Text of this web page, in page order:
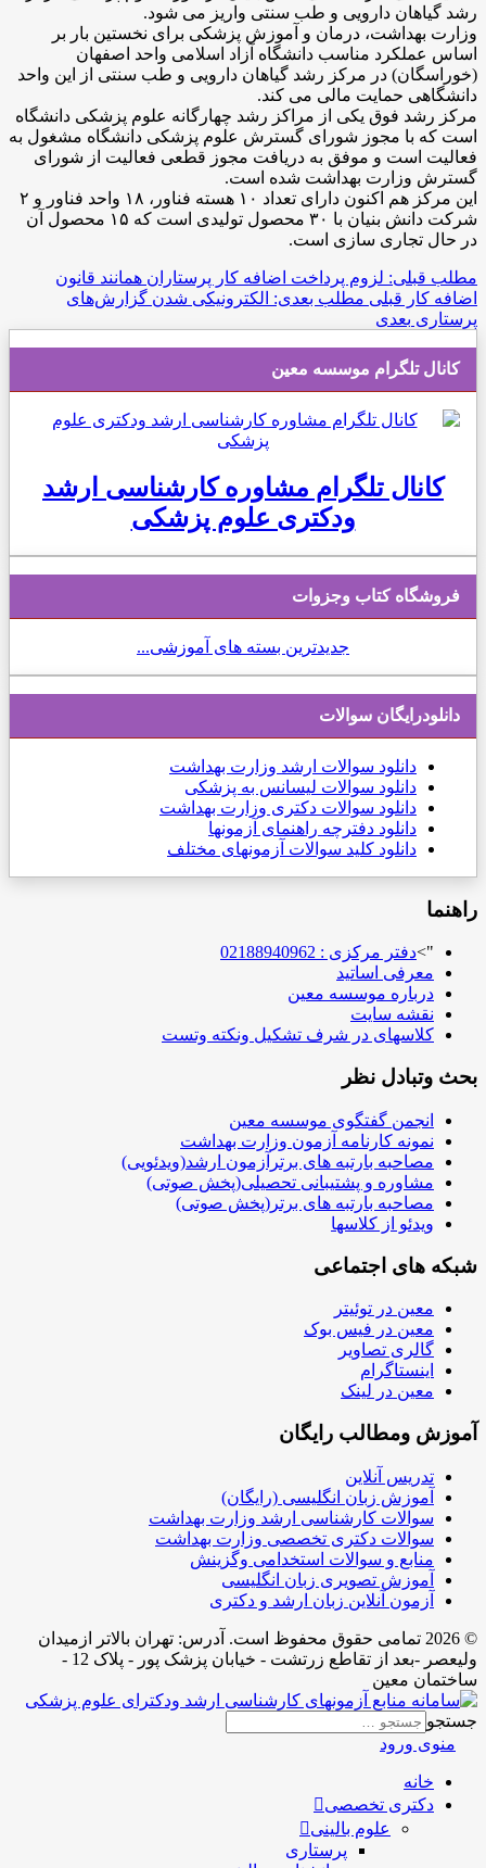
رشد گیاهان دارویی و طب سنتی واریز می شود.
وزارت بهداشت، درمان و آموزش پزشکی برای نخستین بار بر
اساس عملکرد مناسب دانشگاه آزاد اسلامی واحد اصفهان
(خوراسگان) در مرکز رشد گیاهان دارویی و طب سنتی از این واحد
دانشگاهی حمایت مالی می کند.
مرکز رشد فوق یکی از مراکز رشد چهارگانه علوم پزشکی دانشگاه
است که با مجوز شورای گسترش علوم پزشکی دانشگاه مشغول به
فعالیت است و موفق به دریافت مجوز قطعی فعالیت از شورای
گسترش وزارت بهداشت شده است.
این مرکز هم اکنون دارای تعداد ۱۰ هسته فناور، ۱۸ واحد فناور و ۲
شرکت دانش بنیان با ۳۰ محصول تولیدی است که ۱۵ محصول آن
در حال تجاری سازی است.
مطلب قبلی: لزوم پرداخت اضافه کار پرستاران همانند قانون
اضافه کار قبلی مطلب بعدی: الکترونیکی شدن گزارش‌های
پرستاری بعدی
کانال تلگرام موسسه معین
کانال تلگرام مشاوره کارشناسی ارشد
ودکتری علوم پزشکی
فروشگاه کتاب وجزوات
جدیدترین بسته های آموزشی...
دانلودرایگان سوالات
دانلود سوالات ارشد وزارت بهداشت
دانلود سوالات لیسانس به پزشکی
دانلود سوالات دکتری وزارت بهداشت
دانلود دفترچه راهنمای آزمونها
دانلود کلید سوالات آزمونهای مختلف
راهنما
">دفتر مرکزی : 02188940962
معرفی اساتید
درباره موسسه معین
نقشه سایت
کلاسهای در شرف تشکیل ونکته وتست
بحث وتبادل نظر
انجمن گفتگوی موسسه معین
نمونه کارنامه آزمون وزارت بهداشت
مصاحبه بارتبه های برترآزمون ارشد(ویدئویی)
مشاوره و پشتیبانی تحصیلی(پخش صوتی)
مصاحبه بارتبه های برتر(پخش صوتی)
ویدئو از کلاسها
شبکه های اجتماعی
معین در توئیتر
معین در فیس بوک
گالری تصاویر
اینستاگرام
معین در لینک
آموزش ومطالب رایگان
تدریس آنلاین
آموزش زبان انگلیسی (رایگان)
سوالات کارشناسی ارشد وزارت بهداشت
سوالات دکتری تخصصی وزارت بهداشت
منابع و سوالات استخدامی وگزینش
آموزش تصویری زبان انگلیسی
آزمون آنلاین زبان ارشد و دکتری
© 2026 تمامی حقوق محفوظ است. آدرس:‌ تهران بالاتر ازمیدان
ولیعصر -بعد از تقاطع زرتشت - خیابان پزشک پور - پلاک 12 -
ساختمان معین
جستجو
منوی ورود
خانه
دکتری تخصصی
علوم بالینی
پرستاری